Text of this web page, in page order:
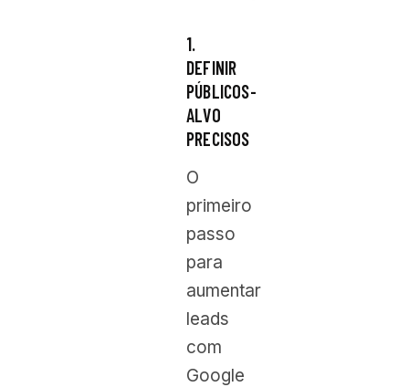
1.
DEFINIR
PÚBLICOS-
ALVO
PRECISOS
O
primeiro
passo
para
aumentar
leads
com
Google